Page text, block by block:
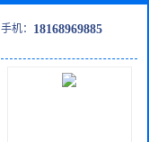
手机： 18168969885